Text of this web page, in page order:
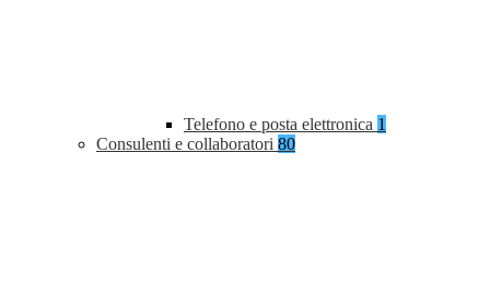
Telefono e posta elettronica 1
Consulenti e collaboratori 80